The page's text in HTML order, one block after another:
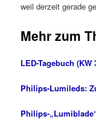
weil derzeit gerade
Mehr zum
LED-Tagebuch
Philips-Lumileds:
Philips-